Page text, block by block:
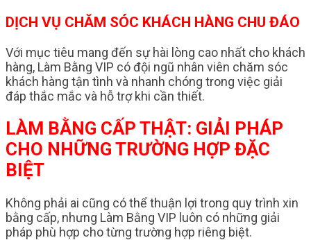
DỊCH VỤ CHĂM SÓC KHÁCH HÀNG CHU ĐÁO
Với mục tiêu mang đến sự hài lòng cao nhất cho khách
hàng, Làm Bằng VIP có đội ngũ nhân viên chăm sóc
khách hàng tận tình và nhanh chóng trong việc giải
đáp thắc mắc và hỗ trợ khi cần thiết.
LÀM BẰNG CẤP THẬT: GIẢI PHÁP
CHO NHỮNG TRƯỜNG HỢP ĐẶC
BIỆT
Không phải ai cũng có thể thuận lợi trong quy trình xin
bằng cấp, nhưng Làm Bằng VIP luôn có những giải
pháp phù hợp cho từng trường hợp riêng biệt.